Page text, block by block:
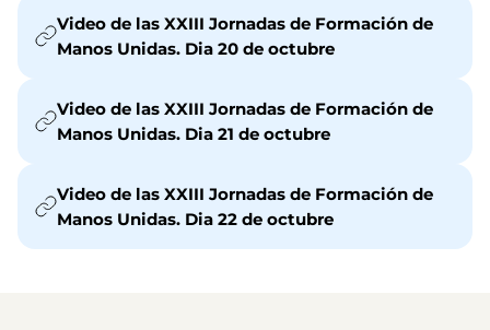
Video de las XXIII Jornadas de Formación de
Manos Unidas. Dia 20 de octubre
Video de las XXIII Jornadas de Formación de
Manos Unidas. Dia 21 de octubre
Video de las XXIII Jornadas de Formación de
Manos Unidas. Dia 22 de octubre